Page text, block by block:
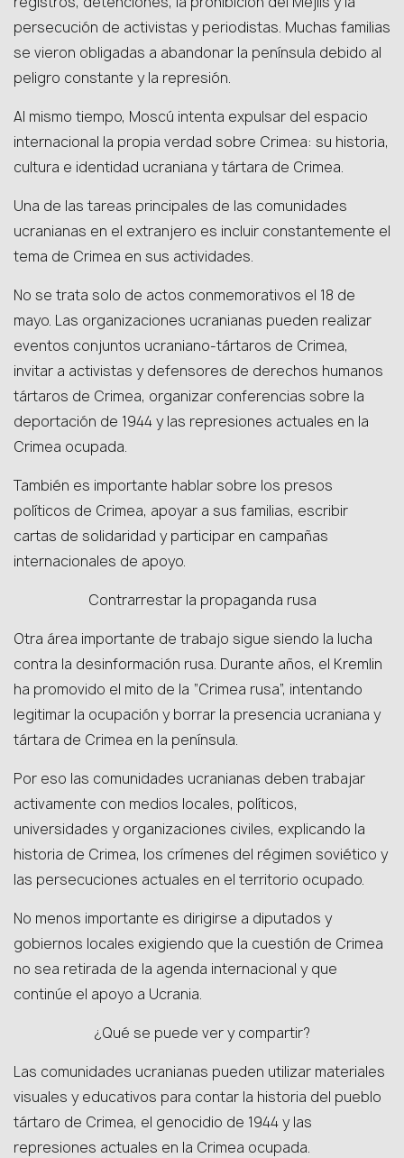
persecución de activistas y periodistas. Muchas familias
se vieron obligadas a abandonar la península debido al
peligro constante y la represión.
Al mismo tiempo, Moscú intenta expulsar del espacio
internacional la propia verdad sobre Crimea: su historia,
cultura e identidad ucraniana y tártara de Crimea.
Una de las tareas principales de las comunidades
ucranianas en el extranjero es incluir constantemente el
tema de Crimea en sus actividades.
No se trata solo de actos conmemorativos el 18 de
mayo. Las organizaciones ucranianas pueden realizar
eventos conjuntos ucraniano-tártaros de Crimea,
invitar a activistas y defensores de derechos humanos
tártaros de Crimea, organizar conferencias sobre la
deportación de 1944 y las represiones actuales en la
Crimea ocupada.
También es importante hablar sobre los presos
políticos de Crimea, apoyar a sus familias, escribir
cartas de solidaridad y participar en campañas
internacionales de apoyo.
Contrarrestar la propaganda rusa
Otra área importante de trabajo sigue siendo la lucha
contra la desinformación rusa. Durante años, el Kremlin
ha promovido el mito de la “Crimea rusa”, intentando
legitimar la ocupación y borrar la presencia ucraniana y
tártara de Crimea en la península.
Por eso las comunidades ucranianas deben trabajar
activamente con medios locales, políticos,
universidades y organizaciones civiles, explicando la
historia de Crimea, los crímenes del régimen soviético y
las persecuciones actuales en el territorio ocupado.
No menos importante es dirigirse a diputados y
gobiernos locales exigiendo que la cuestión de Crimea
no sea retirada de la agenda internacional y que
continúe el apoyo a Ucrania.
¿Qué se puede ver y compartir?
Las comunidades ucranianas pueden utilizar materiales
visuales y educativos para contar la historia del pueblo
tártaro de Crimea, el genocidio de 1944 y las
represiones actuales en la Crimea ocupada.